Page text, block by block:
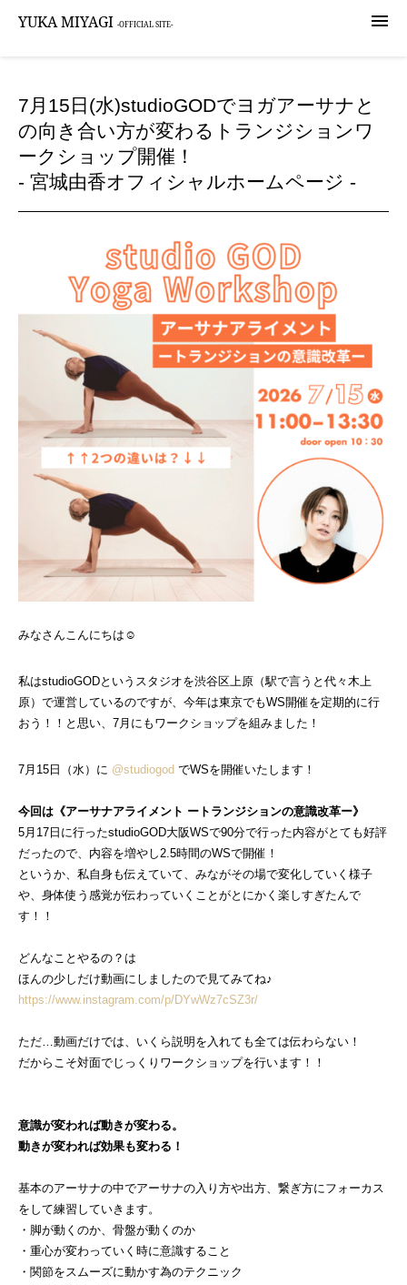

YUKA MIYAGI -OFFICIAL SITE-
7月15日(水)studioGODでヨガアーサナと
の向き合い方が変わるトランジションワ
ークショップ開催！
- 宮城由香オフィシャルホームページ -
みなさんこんにちは☺
私はstudioGODというスタジオを渋谷区上原（駅で言うと代々木上
原）で運営しているのですが、今年は東京でもWS開催を定期的に行
おう！！と思い、7月にもワークショップを組みました！
7月15日（水）に @studiogod でWSを開催いたします！
今回は《アーサナアライメント ートランジションの意識改革ー》
5月17日に行ったstudioGOD大阪WSで90分で行った内容がとても好評
だったので、内容を増やし2.5時間のWSで開催！
というか、私自身も伝えていて、みながその場で変化していく様子
や、身体使う感覚が伝わっていくことがとにかく楽しすぎたんで
す！！
どんなことやるの？は
ほんの少しだけ動画にしましたので見てみてね♪
https://www.instagram.com/p/DYwWz7cSZ3r/
ただ…動画だけでは、いくら説明を入れても全ては伝わらない！
だからこそ対面でじっくりワークショップを行います！！
意識が変われば動きが変わる。
動きが変われば効果も変わる！
基本のアーサナの中でアーサナの入り方や出方、繋ぎ方にフォーカス
をして練習していきます。
・脚が動くのか、骨盤が動くのか
・重心が変わっていく時に意識すること
・関節をスムーズに動かす為のテクニック